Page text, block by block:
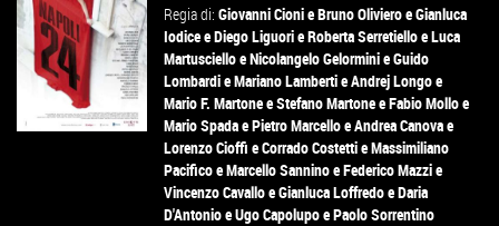
Regia di:Giovanni CionieBruno OlivieroeGianluca
IodiceeDiego LiguorieRoberta SerretielloeLuca
MartuscielloeNicolangelo GelorminieGuido
LombardieMariano LambertieAndrej Longoe
Mario F. MartoneeStefano MartoneeFabio Molloe
Mario SpadaePietro MarcelloeAndrea Canovae
Lorenzo Cioffi eCorrado CostettieMassimiliano
PacificoeMarcello SanninoeFederico Mazzie
Vincenzo CavalloeGianluca LoffredoeDaria
D'AntonioeUgo CapolupoePaolo Sorrentino